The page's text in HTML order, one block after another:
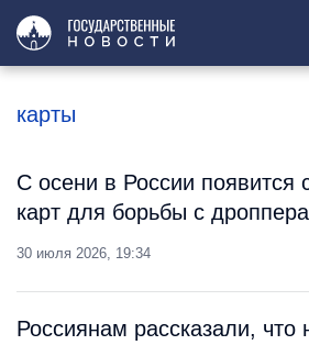
карты
С осени в России появится
карт для борьбы с
30 июля 2026, 19:34
Россиянам рассказали, что